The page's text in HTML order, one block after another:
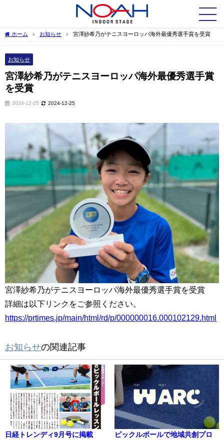
ホーム お知らせ 宮澤紗希乃がテニスヨーロッパ海外最優秀選手賞を受賞
お知らせ
宮澤紗希乃がテニスヨーロッパ海外最優秀選手賞
を受賞
2024-12-25 2024-12-25
宮澤紗希乃がテニスヨーロッパ海外最優秀選手賞を受賞
詳細は以下リンクをご参照ください。
https://prtimes.jp/main/html/rd/p/000000016.000102129.html
お知らせの関連記事
日経トレンディ9月号に掲載
ピックルボールで地域共創プロ